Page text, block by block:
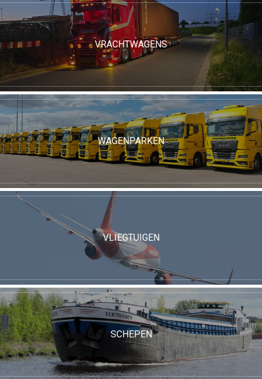
VRACHTWAGENS
WAGENPARKEN
VLIEGTUIGEN
SCHEPEN